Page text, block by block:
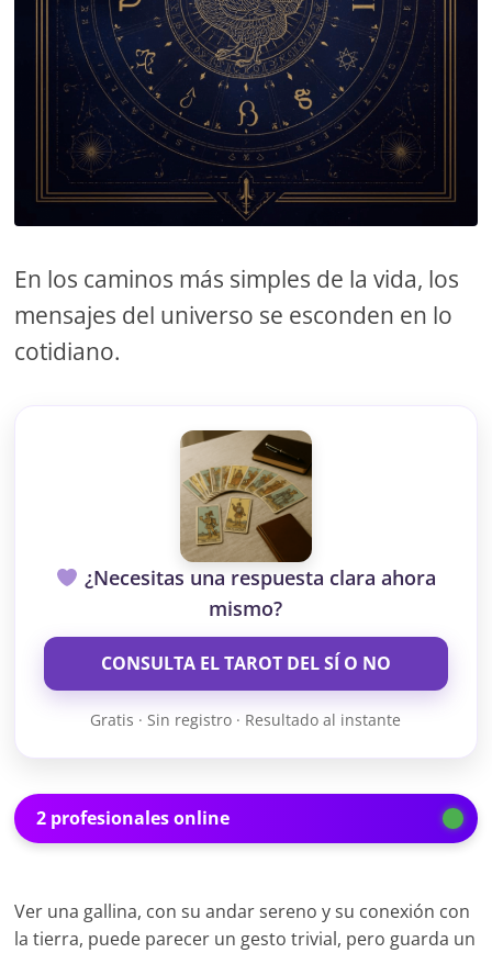
En los caminos más simples de la vida, los
mensajes del universo se esconden en lo
cotidiano.
¿Necesitas una respuesta clara ahora
mismo?
CONSULTA EL TAROT DEL SÍ O NO
Gratis · Sin registro · Resultado al instante
2 profesionales online
Ver una gallina, con su andar sereno y su conexión con
la tierra, puede parecer un gesto trivial, pero guarda un